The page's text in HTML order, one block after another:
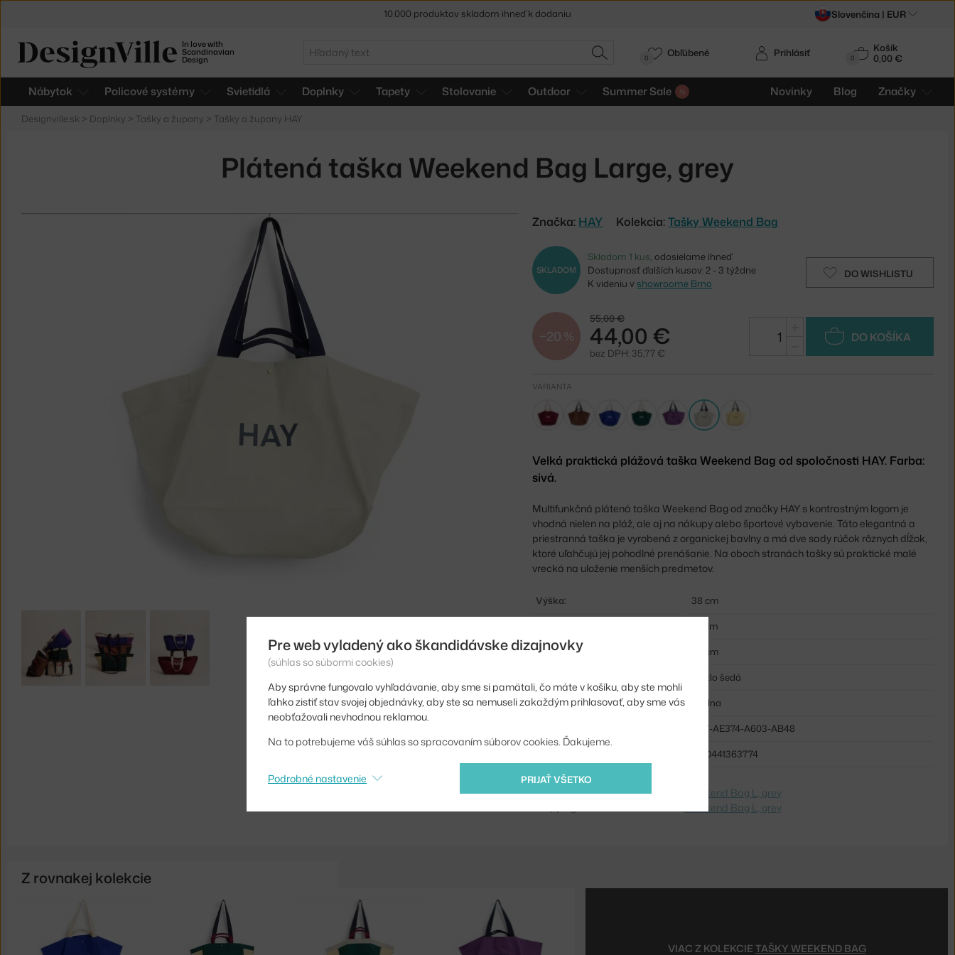
In love with
Scandinavian
Design
Hľadať
HĽADAŤ 0
Košík
0,00 €
Nábytok Policové systémy Svietidlá Doplnky Tapety Stolovanie Outdoor Summer Sale Novinky Blog Značky
Prihlásiť
0 Obľúbené
Designville.sk > Doplnky > Tašky a župany > Tašky a župany HAY
Plátená taška Weekend Bag Large, grey
Značka: HAY Kolekcia:Tašky Weekend Bag
DO WISHLISTU
SKLADOM
Skladom 1 kus, odosielame ihneď
Dostupnosť ďalších kusov: 2 - 3 týždne
K videniu vshowroome Brno
−20 %
55,00 €
44,00 €
bez DPH: 35,77 €
DO KOŠÍKA
VARIANTA
Velká praktická plážová taška Weekend Bag od spoločnosti HAY. Farba:
sivá.
Multifunkčná plátená taška Weekend Bag od značky HAY s kontrastným logom je
vhodná nielen na pláž, ale aj na nákupy alebo športové vybavenie. Táto elegantná a
priestranná taška je vyrobená z organickej bavlny a má dve sady rúčok rôznych dĺžok,
ktoré uľahčujú jej pohodlné prenášanie. Na oboch stranách tašky sú praktické malé
vrecká na uloženie menších predmetov.
Výška:
38 cm
37 cm
Šírka:
53 cm
svetlo šedá
Materiál:
bavlna
HAY-AE374-A603-AB48
5710441363774
Jste z Česka? Přejděte na
Taška Weekend Bag L, grey
Weekend Bag L, grey
Z rovnakej kolekcie
VIAC Z KOLEKCIE TAŠKY WEEKEND BAG
Slovenčina | EUR
Pre web vyladený ako škandidávske dizajnovky
(súhlas so súbormi cookies)
Aby správne fungovalo vyhľadávanie, aby sme si pamätali, čo máte v košíku, aby ste mohli
ľahko zistiť stav svojej objednávky, aby ste sa nemuseli zakaždým prihlasovať, aby sme vás
neobťažovali nevhodnou reklamou.
Na to potrebujeme váš súhlas so spracovaním súborov cookies. Ďakujeme.
PRIJAŤ VŠETKO
Podrobné nastavenie